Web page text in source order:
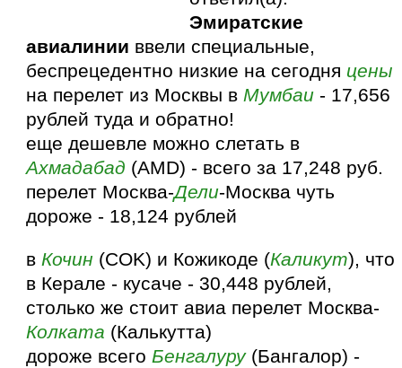
Эмиратские
авиалинии ввели специальные,
беспрецедентно низкие на сегодня цены
на перелет из Москвы в Мумбаи - 17,656
рублей туда и обратно!
еще дешевле можно слетать в
Ахмадабад (AMD) - всего за 17,248 руб.
перелет Москва-Дели-Москва чуть
дороже - 18,124 рублей
в Кочин (COK) и Кожикоде (Каликут), что
в Керале - кусаче - 30,448 рублей,
столько же стоит авиа перелет Москва-
Колката (Калькутта)
дороже всего Бенгалуру(Бангалор) -